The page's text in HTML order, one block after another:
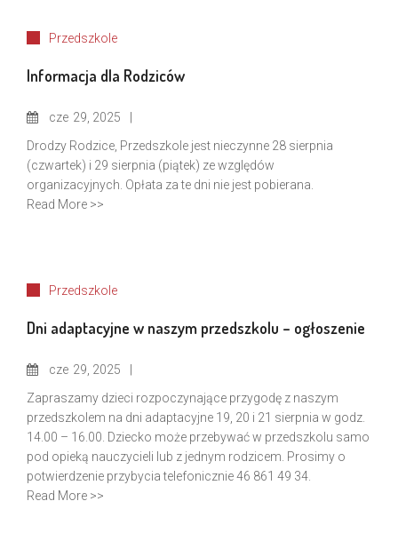
Przedszkole
Informacja dla Rodziców
cze 29, 2025
Drodzy Rodzice, Przedszkole jest nieczynne 28 sierpnia
(czwartek) i 29 sierpnia (piątek) ze względów
organizacyjnych. Opłata za te dni nie jest pobierana.
Read More >>
Przedszkole
Dni adaptacyjne w naszym przedszkolu – ogłoszenie
cze 29, 2025
Zapraszamy dzieci rozpoczynające przygodę z naszym
przedszkolem na dni adaptacyjne 19, 20 i 21 sierpnia w godz.
14.00 – 16.00. Dziecko może przebywać w przedszkolu samo
pod opieką nauczycieli lub z jednym rodzicem. Prosimy o
potwierdzenie przybycia telefonicznie 46 861 49 34.
Read More >>